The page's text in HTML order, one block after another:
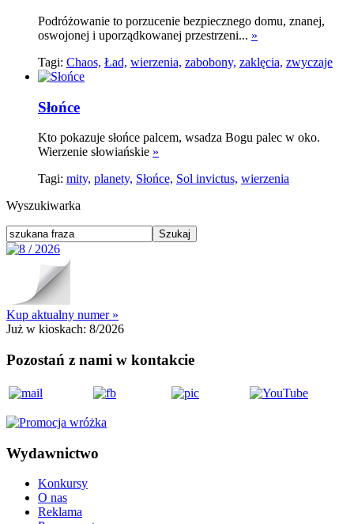
Podróżowanie to porzucenie bezpiecznego domu, znanej,
oswojonej i uporządkowanej przestrzeni... »
Tagi: Chaos, Ład, wierzenia, zabobony, zaklęcia, zwyczaje
Słońce
Kto pokazuje słońce palcem, wsadza Bogu palec w oko.
Wierzenie słowiańskie »
Tagi: mity, planety, Słońce, Sol invictus, wierzenia
Wyszukiwarka
Kup aktualny numer »
Już w kioskach: 8/2026
Pozostań z nami w kontakcie
Wydawnictwo
Konkursy
O nas
Reklama